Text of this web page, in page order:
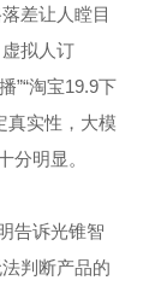
差让人瞠目
拟人订
”“淘宝19.9下
真实性，大模
分明显。
告诉光锥智
判断产品的